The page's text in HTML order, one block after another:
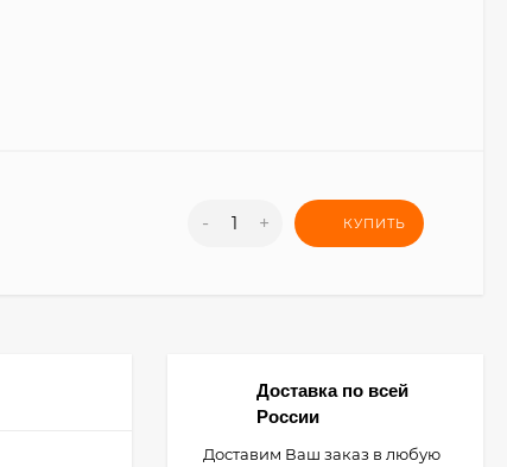
- + КУПИТЬ
Доставка по всей
России
Доставим Ваш заказ в любую